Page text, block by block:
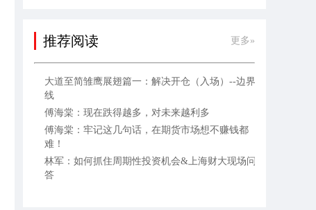
推荐阅读 更多»
大道至简雏鹰展翅篇一：解决开仓（入场）--边界
线
傅海棠：现在跌得越多，对未来越利多
傅海棠：牢记这几句话，在期货市场想不赚钱都
难！
林军：如何抓住周期性投资机会&上海财大现场问
答